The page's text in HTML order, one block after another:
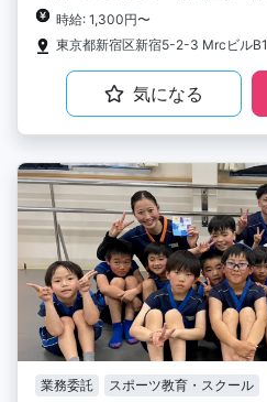
時給: 1,300円〜
東京都新宿区新宿5-2-3 MrcビルB1
気になる
業務委託 スポーツ教育・スクール